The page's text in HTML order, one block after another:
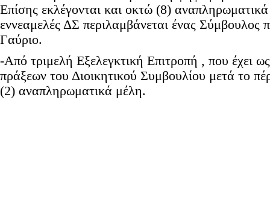
Επίσης εκλέγονται και οκτώ (8)
εννεαμελές ΔΣ περιλαμβάνεται ένας Σύμβουλος
Γαύριο.
-Από τριμελή Εξελεγκτική Επιτροπή , που έχει
πράξεων του Διοικητικού Συμβουλίου μετά το
(2) αναπληρωματικά μέλη.